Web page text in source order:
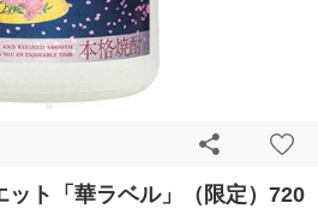
ット「華ラベル」（限定）720